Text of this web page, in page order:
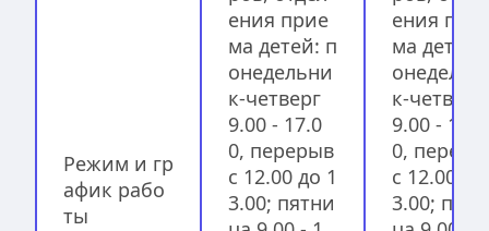
Режим и гр
афик рабо
ты
ения прие
ма детей: п
онедельни
к-четверг
9.00 - 17.0
0, перерыв
с 12.00 до 1
3.00; пятни
ения
ма детей:
к-четверг
9.00 - 17.0
0,
с 12.00
3.00;